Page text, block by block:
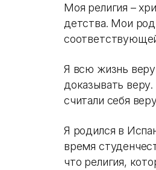
Моя религия –
детства. Мои
Я всю жизнь
доказывать
считали себя
Я родился в
время
что религия,